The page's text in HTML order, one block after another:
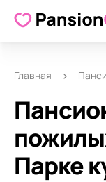
Главная
Парке